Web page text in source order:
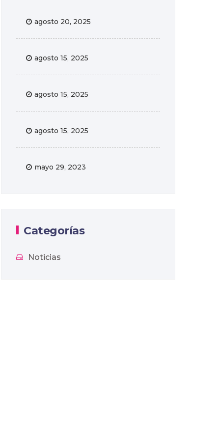
agosto 20, 2025
agosto 15, 2025
agosto 15, 2025
agosto 15, 2025
mayo 29, 2023
Categorías
Noticias